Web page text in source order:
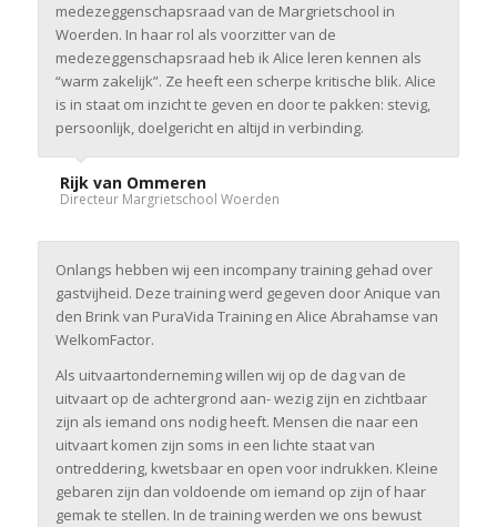
medezeggenschapsraad van de Margrietschool in
Woerden. In haar rol als voorzitter van de
medezeggenschapsraad heb ik Alice leren kennen als
“warm zakelijk”. Ze heeft een scherpe kritische blik. Alice
is in staat om inzicht te geven en door te pakken: stevig,
persoonlijk, doelgericht en altijd in verbinding.
Rijk van Ommeren
Directeur Margrietschool Woerden
Onlangs hebben wij een incompany training gehad over
gastvijheid. Deze training werd gegeven door Anique van
den Brink van PuraVida Training en Alice Abrahamse van
WelkomFactor.
Als uitvaartonderneming willen wij op de dag van de
uitvaart op de achtergrond aan- wezig zijn en zichtbaar
zijn als iemand ons nodig heeft. Mensen die naar een
uitvaart komen zijn soms in een lichte staat van
ontreddering, kwetsbaar en open voor indrukken. Kleine
gebaren zijn dan voldoende om iemand op zijn of haar
gemak te stellen. In de training werden we ons bewust